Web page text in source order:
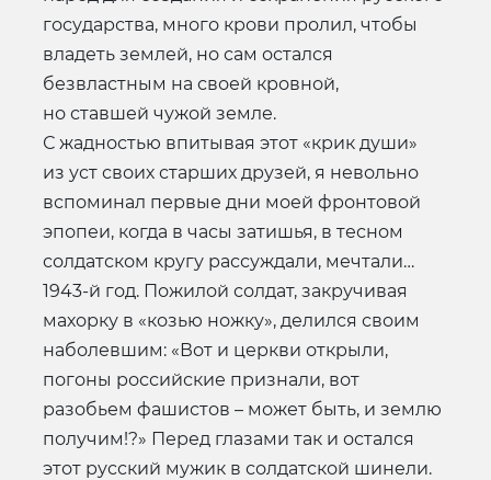
государства, много крови пролил, чтобы
владеть землей, но сам остался
безвластным на своей кровной,
но ставшей чужой земле.
С жадностью впитывая этот «крик души»
из уст своих старших друзей, я невольно
вспоминал первые дни моей фронтовой
эпопеи, когда в часы затишья, в тесном
солдатском кругу рассуждали, мечтали…
1943-й год. Пожилой солдат, закручивая
махорку в «козью ножку», делился своим
наболевшим: «Вот и церкви открыли,
погоны российские признали, вот
разобьем фашистов – может быть, и землю
получим!?» Перед глазами так и остался
этот русский мужик в солдатской шинели.